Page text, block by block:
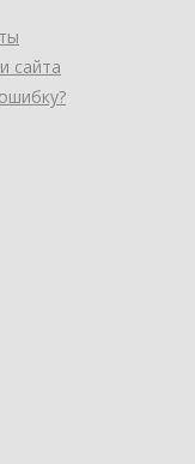
сайта